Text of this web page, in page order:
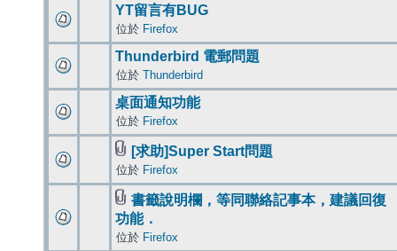
YT留言有BUG
位於 Firefox
Thunderbird 電郵問題
位於 Thunderbird
桌面通知功能
位於 Firefox
[求助]Super Start問題
位於 Firefox
書籤說明欄，等同聯絡記事本，建議回復
功能．
位於 Firefox